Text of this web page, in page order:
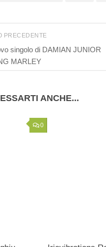
PRECEDENTE
singolo di DAMIAN JUNIOR
MARLEY
ANCHE...
0